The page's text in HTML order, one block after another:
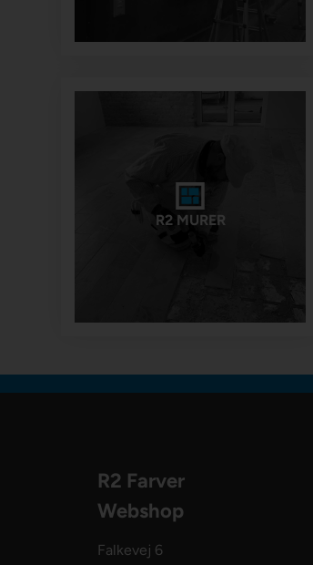
R2 MURER
R2 Farver
Webshop
Falkevej 6